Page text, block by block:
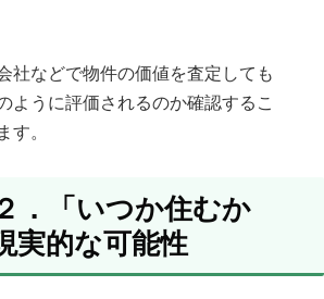
社などで物件の価値を査定しても
ように評価されるのか確認するこ
。
．「いつか住むか
実的な可能性